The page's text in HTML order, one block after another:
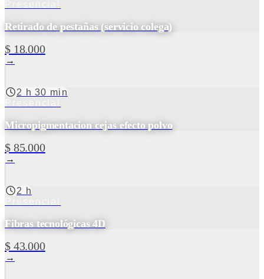
Retirado de pestañas (servicio colega)
$ 18.000
→
2 h 30 min
Micropigmentacion cejas efecto polvo
$ 85.000
→
2 h
Fibras tecnológicas 4D
$ 43.000
→